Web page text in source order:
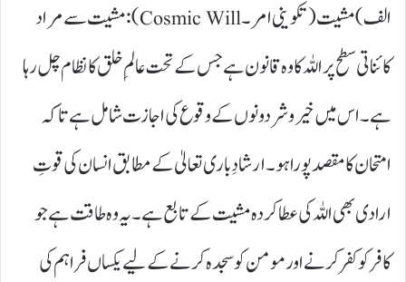
الف) مشیت ( تکوینی امر۔ Cosmic Will): مشیت سے مراد
کائناتی سطح پر اللہ کا وہ قانون ہے جس کے تحت عالمِ خلق کا نظام چل رہا
ہے۔ اس میں خیر و شر دونوں کے وقوع کی اجازت شامل ہے تاکہ
امتحان کا مقصد پورا ہو۔ ارشادِ باری تعالیٰ کے مطابق انسان کی قوتِ
ارادی بھی اللہ کی عطا کردہ مشیت کے تابع ہے ۔ یہ وہ طاقت ہے جو
کافر کو کفر کرنے اور مومن کو سجدہ کرنے کے لیے یکساں فراہم کی